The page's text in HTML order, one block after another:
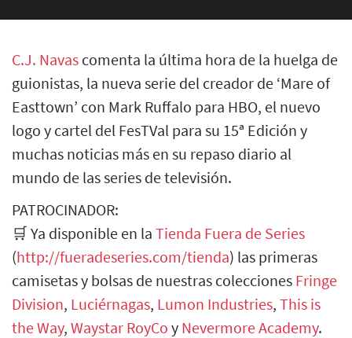
C.J. Navas comenta la última hora de la huelga de
guionistas, la nueva serie del creador de ‘Mare of
Easttown’ con Mark Ruffalo para HBO, el nuevo
logo y cartel del FesTVal para su 15ª Edición y
muchas noticias más en su repaso diario al
mundo de las series de televisión.
PATROCINADOR:
🛒 Ya disponible en la Tienda Fuera de Series
(http://fueradeseries.com/tienda) las primeras
camisetas y bolsas de nuestras colecciones Fringe
Division, Luciérnagas, Lumon Industries, This is
the Way, Waystar RoyCo y Nevermore Academy.